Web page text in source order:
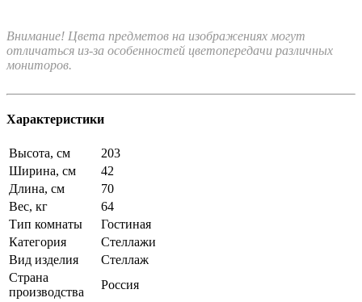
Внимание! Цвета предметов на изображениях могут
отличаться из-за особенностей цветопередачи различных
мониторов.
Характеристики
Высота, см
203
Ширина, см
42
Длина, см
70
Вес, кг
64
Тип комнаты
Гостиная
Категория
Стеллажи
Вид изделия
Стеллаж
Страна
производства
Россия